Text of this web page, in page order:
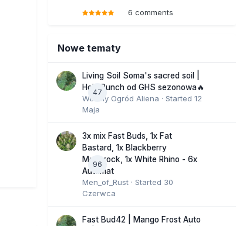
6 comments
Nowe tematy
47
Living Soil Soma's sacred soil |
Holy Punch od GHS sezonowa🔥
Wesoły Ogród Aliena · Started 12
Maja
96
3x mix Fast Buds, 1x Fat
Bastard, 1x Blackberry
Moonrock, 1x White Rhino - 6x
Automat
Men_of_Rust · Started 30
Czerwca
Fast Bud42 | Mango Frost Auto